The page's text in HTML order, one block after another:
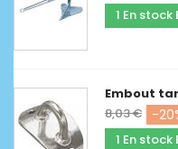
1 En
Embout
8,03 €
-
1 En